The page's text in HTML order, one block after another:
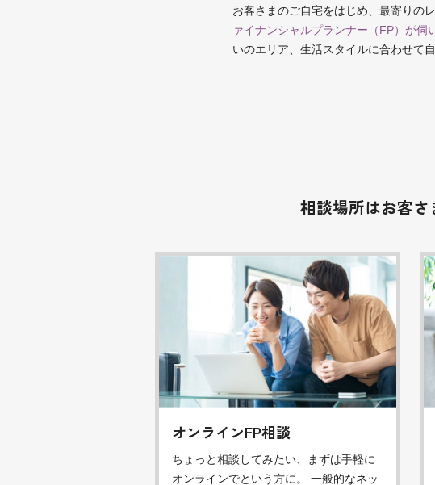
お客さまのご自宅をはじめ、最寄りの
ァイナンシャルプランナー（FP）が伺
いのエリア、生活スタイルに合わせて
相談場所はお客さ
オンラインFP相談
ちょっと相談してみたい、まずは手軽に
オンラインでという方に。 一般的なネッ